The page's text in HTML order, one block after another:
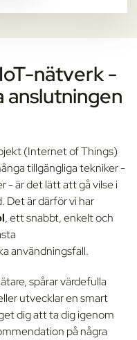
nätverk -
(Internet of Things)
tillgängliga tekniker -
- är det lätt att gå vilse i
Det är därför vi har
, ett snabbt, enkelt och
användningsfall.
spårar värdefulla
utvecklar en smart
dig att ta dig igenom
på några